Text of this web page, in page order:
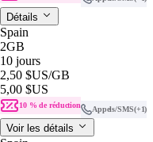
Détails
Spain
2GB
10 jours
2,50 $US/GB
5,00 $US
10 % de réduction Appels/SMS(+1)
Voir les détails